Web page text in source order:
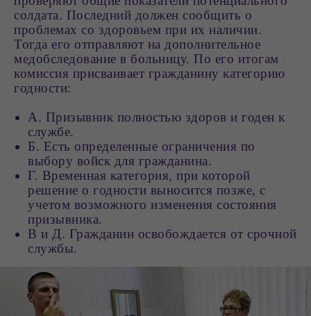
солдата. Последний должен сообщить о
проблемах со здоровьем при их наличии.
Тогда его отправляют на дополнительное
медобследование в больницу. По его итогам
комиссия присваивает гражданину категорию
годности:
А. Призывник полностью здоров и годен к
службе.
Б. Есть определенные ограничения по
выбору войск для гражданина.
Г. Временная категория, при которой
решение о годности выносится позже, с
учетом возможного изменения состояния
призывника.
В и Д. Гражданин освобождается от срочной
службы.